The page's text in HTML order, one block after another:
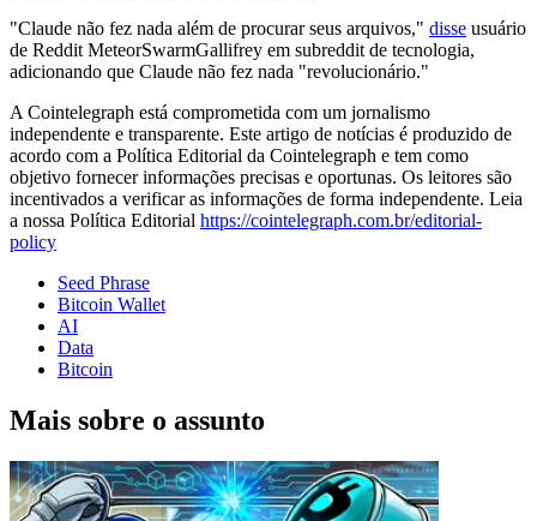
"Claude não fez nada além de procurar seus arquivos," disse usuário
de Reddit MeteorSwarmGallifrey em subreddit de tecnologia,
adicionando que Claude não fez nada "revolucionário."
A Cointelegraph está comprometida com um jornalismo
independente e transparente. Este artigo de notícias é produzido de
acordo com a Política Editorial da Cointelegraph e tem como
objetivo fornecer informações precisas e oportunas. Os leitores são
incentivados a verificar as informações de forma independente. Leia
a nossa Política Editorial https://cointelegraph.com.br/editorial-
policy
Seed Phrase
Bitcoin Wallet
AI
Data
Bitcoin
Mais sobre o assunto